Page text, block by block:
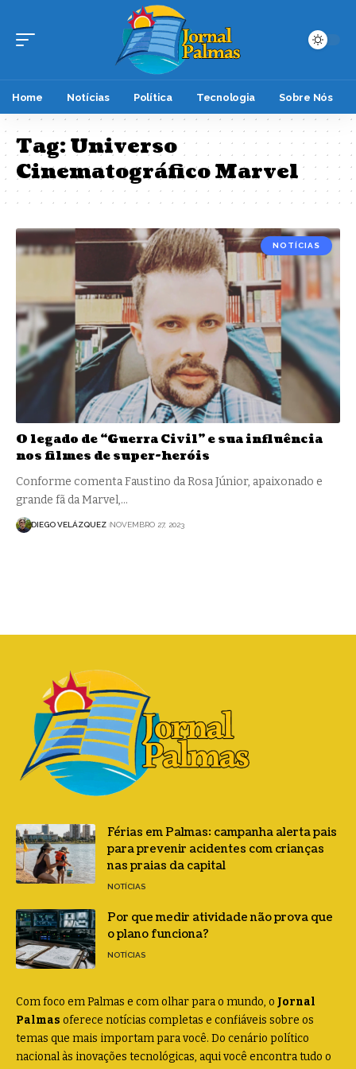
Home Notícias Política Tecnologia Sobre Nós
Tag:Universo
Cinematográfico Marvel
NOTÍCIAS
O legado de “Guerra Civil” e sua influência
nos filmes de super-heróis
Conforme comenta Faustino da Rosa Júnior, apaixonado e
grande fã da Marvel,…
DIEGO VELÁZQUEZ NOVEMBRO 27, 2023
Férias em Palmas: campanha alerta pais
para prevenir acidentes com crianças
nas praias da capital
NOTÍCIAS
Por que medir atividade não prova que
o plano funciona?
NOTÍCIAS
Com foco em Palmas e com olhar para o mundo, o Jornal
Palmas oferece notícias completas e confiáveis sobre os
temas que mais importam para você. Do cenário político
nacional às inovações tecnológicas, aqui você encontra tudo o